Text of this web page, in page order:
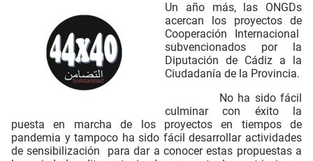
Un año más, las ONGDs
acercan los proyectos de
Cooperación Internacional
subvencionados por la
Diputación de Cádiz a la
Ciudadanía de la Provincia.
No ha sido fácil
culminar con éxito la
puesta en marcha de los proyectos en tiempos de
pandemia y tampoco ha sido fácil desarrollar actividades
de sensibilización para dar a conocer estas propuestas a